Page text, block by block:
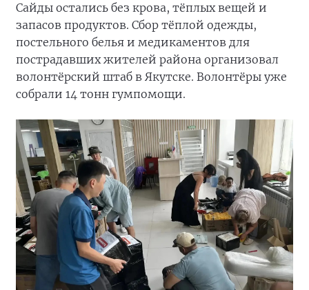
Сайды остались без крова, тёплых вещей и
запасов продуктов. Сбор тёплой одежды,
постельного белья и медикаментов для
пострадавших жителей района организовал
волонтёрский штаб в Якутске. Волонтёры уже
собрали 14 тонн гумпомощи.